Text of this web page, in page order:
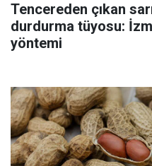
Tencereden çıkan
durdurma tüyosu:
yöntemi